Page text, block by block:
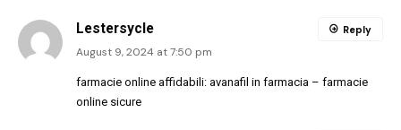
Lestersycle
August 9, 2024 at 7:50 pm
farmacie online affidabili: avanafil in farmacia – farmacie
online sicure
Reply